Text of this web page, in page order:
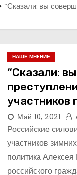
“Сказали: вы
НАШЕ МНЕНИЕ
“Сказали:
участников
Май 10, 2021
Российские
участников
политика
российского